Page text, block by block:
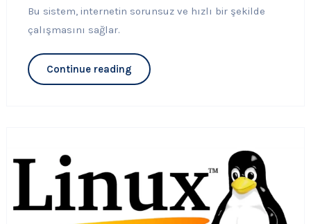
Bu sistem, internetin sorunsuz ve hızlı bir şekilde
çalışmasını sağlar.
Continue reading